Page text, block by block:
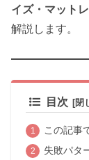
イズ・マット
解説します。
目次
この記事
失敗パタ